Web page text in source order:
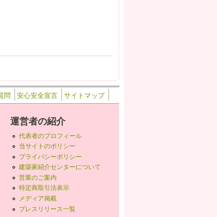
問 安心安全宣言 サイトマップ
運営者の紹介
代表者のプロフィール
当サイトのポリシー
プライバシーポリシー
建築家紹介センターについて
営業のご案内
特定商取引法表示
メディア掲載
プレスリリース一覧